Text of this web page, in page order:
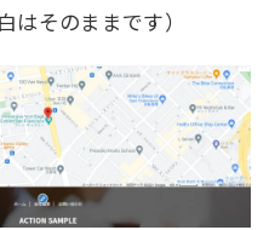
はそのままです）